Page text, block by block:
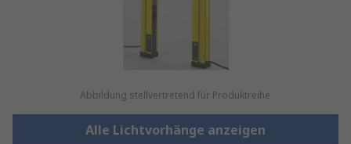
Abbildung stellvertretend für Produktreihe
Alle Lichtvorhänge anzeigen